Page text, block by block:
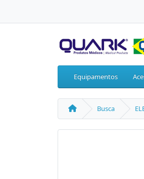
Equipamentos
Busca